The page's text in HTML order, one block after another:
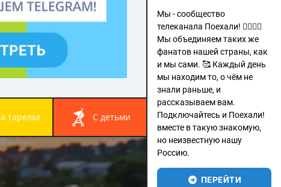
на тарелке с детьми
Мы - сообщество
телеканала Поехали! 🙋‍♂️🙋‍♀️
Мы объединяем таких же
фанатов нашей страны, как
и мы сами. 🥰 Каждый день
мы находим то, о чём не
знали раньше, и
рассказываем вам.
Подключайтесь и Поехали!
вместе в такую знакомую,
но неизвестную нашу
Россию.
ПЕРЕЙТИ